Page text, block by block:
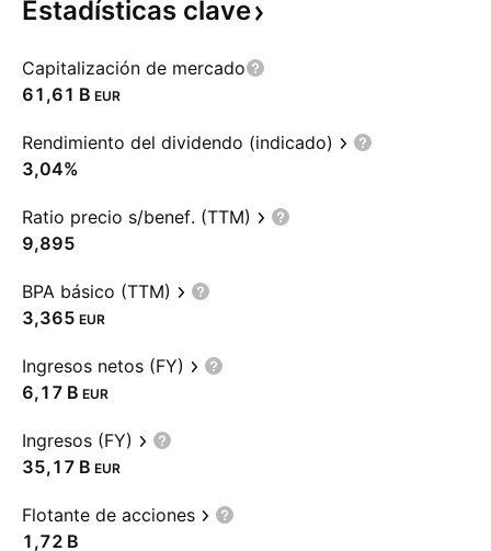
Estadísticas clave
Capitalización de mercado
‪61,61 B‬ EUR
Rendimiento del dividendo (indicado)
3,04%
Ratio precio s/benef. (TTM)
9,895
BPA básico (TTM)
3,365 EUR
Ingresos netos (FY)
‪6,17 B‬ EUR
Ingresos (FY)
‪35,17 B‬ EUR
Flotante de acciones
‪1,72 B‬